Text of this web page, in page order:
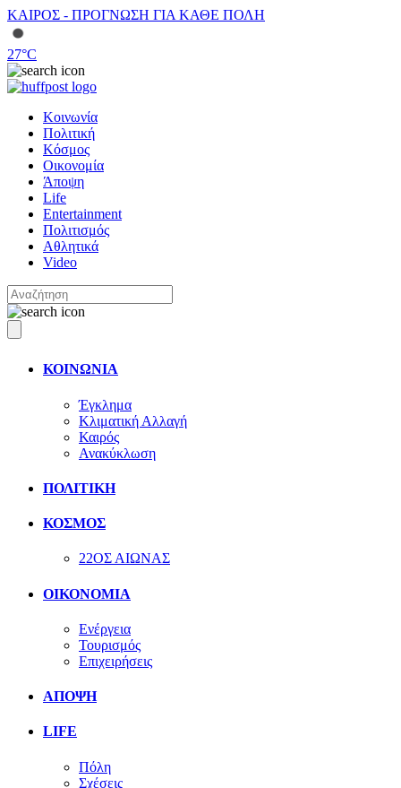
ΚΑΙΡΟΣ - ΠΡΟΓΝΩΣΗ ΓΙΑ ΚΑΘΕ ΠΟΛΗ
27°C
Κοινωνία
Πολιτική
Κόσμος
Οικονομία
Άποψη
Life
Entertainment
Πολιτισμός
Αθλητικά
Video
ΚΟΙΝΩΝΙΑ
Έγκλημα
Κλιματική Αλλαγή
Καιρός
Ανακύκλωση
ΠΟΛΙΤΙΚΗ
ΚΟΣΜΟΣ
22ΟΣ ΑΙΩΝΑΣ
ΟΙΚΟΝΟΜΙΑ
Ενέργεια
Τουρισμός
Επιχειρήσεις
ΑΠΟΨΗ
LIFE
Πόλη
Σχέσεις